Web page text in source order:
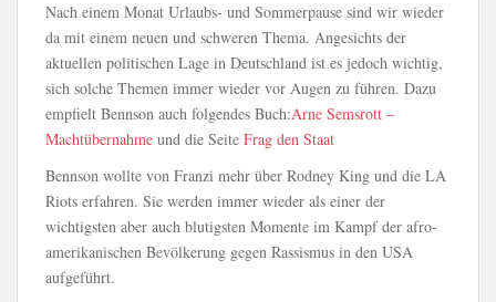
Nach einem Monat Urlaubs- und Sommerpause sind wir wieder
da mit einem neuen und schweren Thema. Angesichts der
aktuellen politischen Lage in Deutschland ist es jedoch wichtig,
sich solche Themen immer wieder vor Augen zu führen. Dazu
empfielt Bennson auch folgendes Buch:Arne Semsrott –
Machtübernahme und die Seite Frag den Staat
Bennson wollte von Franzi mehr über Rodney King und die LA
Riots erfahren. Sie werden immer wieder als einer der
wichtigsten aber auch blutigsten Momente im Kampf der afro-
amerikanischen Bevölkerung gegen Rassismus in den USA
aufgeführt.